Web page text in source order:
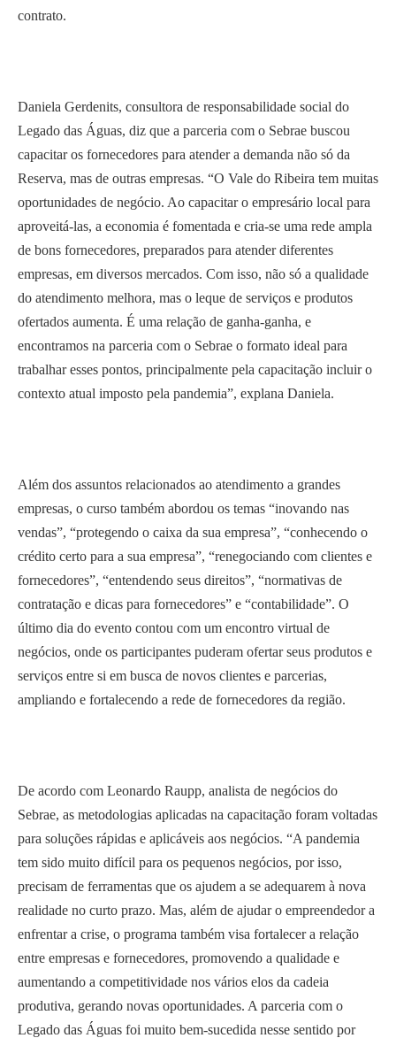
contrato.
Daniela Gerdenits, consultora de responsabilidade social do
Legado das Águas, diz que a parceria com o Sebrae buscou
capacitar os fornecedores para atender a demanda não só da
Reserva, mas de outras empresas. “O Vale do Ribeira tem muitas
oportunidades de negócio. Ao capacitar o empresário local para
aproveitá-las, a economia é fomentada e cria-se uma rede ampla
de bons fornecedores, preparados para atender diferentes
empresas, em diversos mercados. Com isso, não só a qualidade
do atendimento melhora, mas o leque de serviços e produtos
ofertados aumenta. É uma relação de ganha-ganha, e
encontramos na parceria com o Sebrae o formato ideal para
trabalhar esses pontos, principalmente pela capacitação incluir o
contexto atual imposto pela pandemia”, explana Daniela.
Além dos assuntos relacionados ao atendimento a grandes
empresas, o curso também abordou os temas “inovando nas
vendas”, “protegendo o caixa da sua empresa”, “conhecendo o
crédito certo para a sua empresa”, “renegociando com clientes e
fornecedores”, “entendendo seus direitos”, “normativas de
contratação e dicas para fornecedores” e “contabilidade”. O
último dia do evento contou com um encontro virtual de
negócios, onde os participantes puderam ofertar seus produtos e
serviços entre si em busca de novos clientes e parcerias,
ampliando e fortalecendo a rede de fornecedores da região.
De acordo com Leonardo Raupp, analista de negócios do
Sebrae, as metodologias aplicadas na capacitação foram voltadas
para soluções rápidas e aplicáveis aos negócios. “A pandemia
tem sido muito difícil para os pequenos negócios, por isso,
precisam de ferramentas que os ajudem a se adequarem à nova
realidade no curto prazo. Mas, além de ajudar o empreendedor a
enfrentar a crise, o programa também visa fortalecer a relação
entre empresas e fornecedores, promovendo a qualidade e
aumentando a competitividade nos vários elos da cadeia
produtiva, gerando novas oportunidades. A parceria com o
Legado das Águas foi muito bem-sucedida nesse sentido por